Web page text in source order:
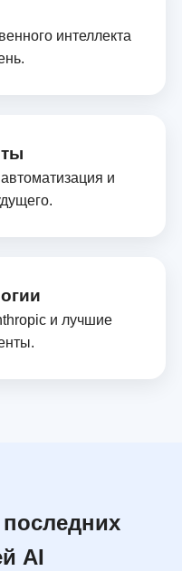
интеллекта
и
и лучшие
последних
AI